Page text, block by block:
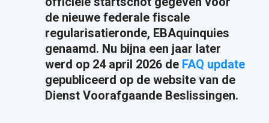
de nieuwe federale fiscale
regularisatieronde, EBAquinquies
genaamd. Nu bijna een jaar later
werd op 24 april 2026 de FAQ update
gepubliceerd op de website van de
Dienst Voorafgaande Beslissingen.